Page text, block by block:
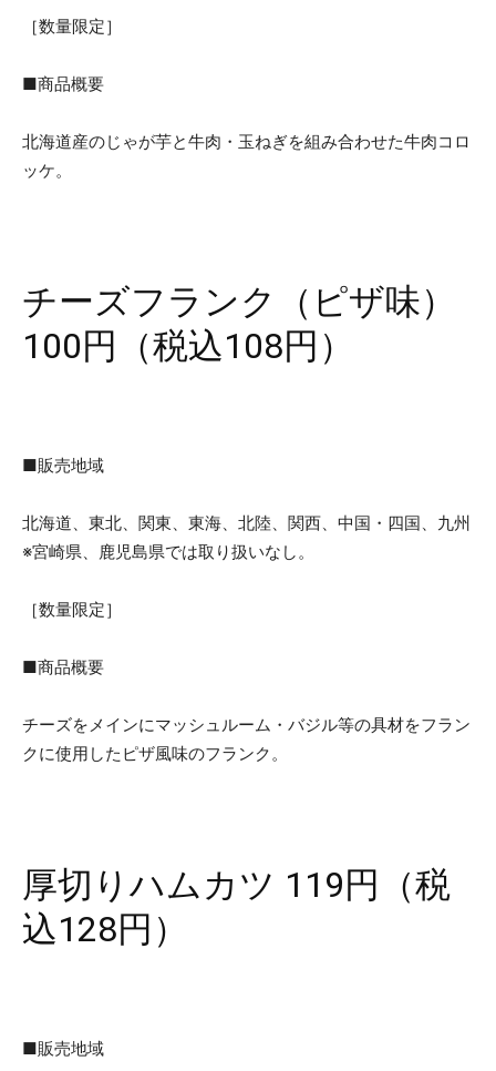
［数量限定］
■商品概要
北海道産のじゃが芋と牛肉・玉ねぎを組み合わせた牛肉コロ
ッケ。
チーズフランク（ピザ味）
100円（税込108円）
■販売地域
北海道、東北、関東、東海、北陸、関西、中国・四国、九州
※宮崎県、鹿児島県では取り扱いなし。
［数量限定］
■商品概要
チーズをメインにマッシュルーム・バジル等の具材をフラン
クに使用したピザ風味のフランク。
厚切りハムカツ 119円（税
込128円）
■販売地域